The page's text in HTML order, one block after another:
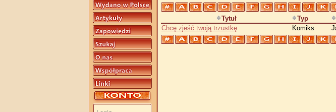
Tytuł Typ
Chcę zjeść twoją trzustkę
Komiks